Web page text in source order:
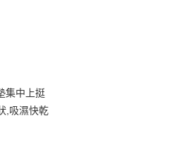
集中上挺
,吸濕快乾